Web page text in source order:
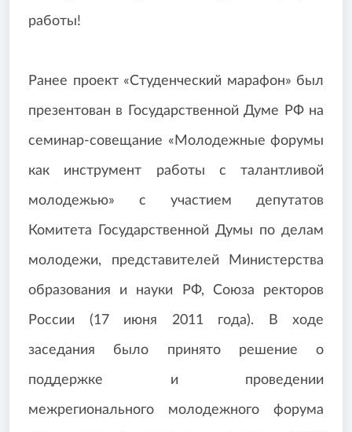
работы!
Ранее проект «Студенческий марафон» был
презентован в Государственной Думе РФ на
семинар-совещание «Молодежные форумы
как инструмент работы с талантливой
молодежью» с участием депутатов
Комитета Государственной Думы по делам
молодежи, представителей Министерства
образования и науки РФ, Союза ректоров
России (17 июня 2011 года). В ходе
заседания было принято решение о
поддержке и проведении
межрегионального молодежного форума